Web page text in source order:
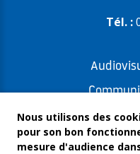
Tél. :
Nous utilisons des
pour son bon
mesure d'audience